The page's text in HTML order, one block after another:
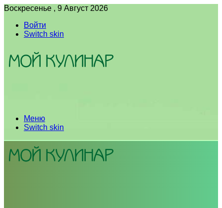
Воскресенье , 9 Август 2026
Войти
Switch skin
Меню
Switch skin